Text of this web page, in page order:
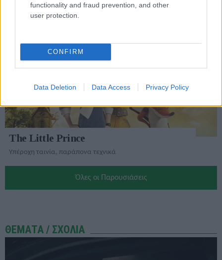
functionality and fraud prevention, and other
user protection.
CONFIRM
Data Deletion Data Access Privacy Policy
The Little Prince
Υπέροχη ταινία, παράπονα τεχνικά
Όλες οι Παρουσιάσεις
ΘΕΜΑΤΑ / ΣΧΟΛΙΑ